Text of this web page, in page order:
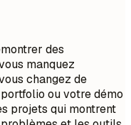
des
manquez
changez de
ou votre démo
projets qui montrent